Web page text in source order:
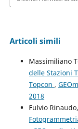
Articoli simili
Massimiliano
delle Stazioni
Topcon ,
2018
Fulvio